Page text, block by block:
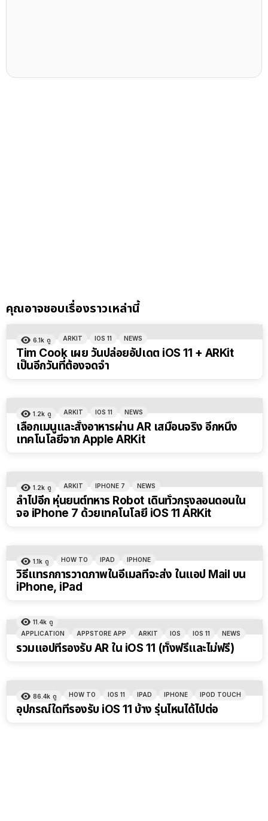
คุณอาจชอบเรื่องราวเหล่านี้
6.1k ดู ARKIT IOS 11 NEWS
Tim Cook เผย วันปล่อยอัปเดต iOS 11 + ARKit
เป็นอีกวันที่ต้องจดจำ
1.2k ดู ARKIT IOS 11 NEWS
เลือกเมนูและสั่งอาหารผ่าน AR เสมือนจริง อีกหนึ่ง
เทคโนโลยีจาก Apple ARKit
1.2k ดู ARKIT IPHONE 7 NEWS
ล้ำไปอีก หุ่นยนต์ทหาร Robot เดินทั่วกรุงลอนดอนใน
จอ iPhone 7 ด้วยเทคโนโลยี iOS 11 ARKit
1.1k ดู HOW TO IPAD IPHONE
วิธีแทรกการวาดภาพในอีเมลที่จะส่ง ในแอป Mail บน
iPhone, iPad
11.4k ดู
APPLICATION
APPSTORE APP ARKIT IOS IOS 11 NEWS
รวมแอปที่รองรับ AR ใน iOS 11 (ทั้งฟรีและไม่ฟรี)
86.4k ดู HOW TO IOS 11 IPAD IPHONE IPOD TOUCH
อุปกรณ์ใดที่รองรับ iOS 11 บ้าง รุ่นไหนได้ไปต่อ